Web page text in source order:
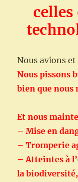
celles
Nous avions
Nous pissons
bien que nous
Et nous
– Mise en
– Tromperie
– Atteintes à
la biodiversité,